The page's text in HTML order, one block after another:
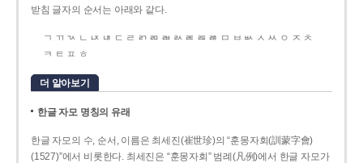
받침 글자의 순서는 아래와 같다.
ㄱ ㄲ ㄳ ㄴ ㄵ ㄶ ㄷ ㄹ ㄺ ㄻ ㄼ ㄽ ㄾ ㄿ ㅀ ㅁ ㅂ ㅄ ㅅ ㅆ ㅇ ㅈ ㅊ
ㅋ ㅌ ㅍ ㅎ
더 알아보기
한글 자모 명칭의 유래
한글 자모의 수, 순서, 이름은 최세진(崔世珍)의 “훈몽자회(訓蒙字會)
(1527)”에서 비롯한다. 최세진은 “훈몽자회” 범례(凡例)에서 한글 자모가